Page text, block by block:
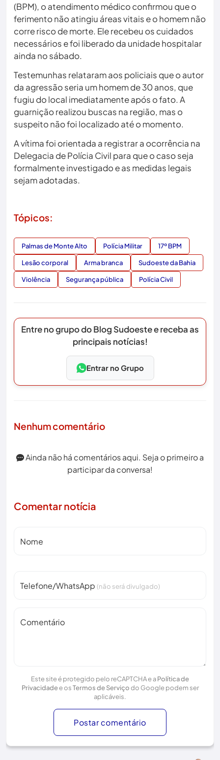
(BPM), o atendimento médico confirmou que o
ferimento não atingiu áreas vitais e o homem não
corre risco de morte. Ele recebeu os cuidados
necessários e foi liberado da unidade hospitalar
ainda no sábado.
Testemunhas relataram aos policiais que o autor
da agressão seria um homem de 30 anos, que
fugiu do local imediatamente após o fato. A
guarnição realizou buscas na região, mas o
suspeito não foi localizado até o momento.
A vítima foi orientada a registrar a ocorrência na
Delegacia de Polícia Civil para que o caso seja
formalmente investigado e as medidas legais
sejam adotadas.
Tópicos:
Palmas de Monte Alto Polícia Militar 17º BPM
Lesão corporal Arma branca Sudoeste da Bahia
Violência Segurança pública Polícia Civil
Entre no grupo do Blog Sudoeste e receba as
principais notícias!
Entrar no Grupo
Nenhum comentário
Ainda não há comentários aqui. Seja o primeiro a
participar da conversa!
Comentar notícia
Nome
Telefone/WhatsApp (não será divulgado)
Comentário
Este site é protegido pelo reCAPTCHA e aPolítica de
Privacidadee osTermos de Serviçodo Google podem ser
aplicáveis.
Postar comentário